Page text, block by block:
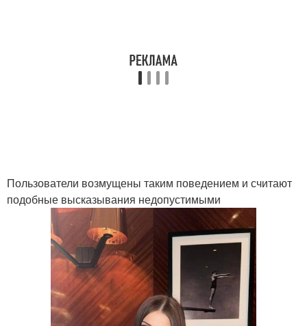
Пользователи возмущены таким поведением и считают
подобные высказывания недопустимыми